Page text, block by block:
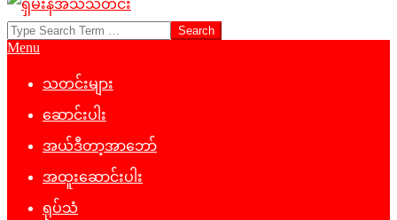
ရှမ်း
သတင်း
Search
Primary
Menu
သတင်းများ
ဆောင်းပါး
အယ်ဒီတာ့အာဘော်
အထူးဆောင်းပါး
ရုပ်သံ